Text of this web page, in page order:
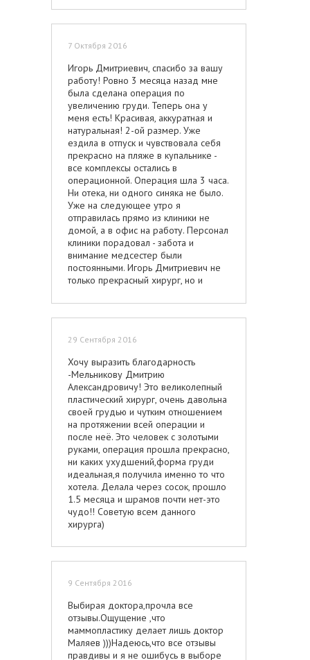
то, что пишут на самом дели так есть!
7 Октября 2016
Игорь Дмитриевич, спасибо за вашу
работу! Ровно 3 месяца назад мне
была сделана операция по
увеличению груди. Теперь она у
меня есть! Красивая, аккуратная и
натуральная! 2-ой размер. Уже
ездила в отпуск и чувствовала себя
прекрасно на пляже в купальнике -
все комплексы остались в
операционной. Операция шла 3 часа.
Ни отека, ни одного синяка не было.
Уже на следующее утро я
отправилась прямо из клиники не
домой, а в офис на работу. Персонал
клиники порадовал - забота и
внимание медсестер были
постоянными. Игорь Дмитриевич не
только прекрасный хирург, но и
относится к пациенту со всем
вниманием и заботой. На первичной
максимально возможное количество
операции. Доктор подробно
рассказал о возможных вариантах
операции, об имплантах, ответил на
все мои многочисленные вопросы (а
их было предостаточно!). В
результате - мои сомнения в выборе
хирурга улетучились безвозвратно.
Внимательное отношение
сохранилось и после операции.
Доктор звонил и интересовался
моим самочувствием. Это дорогого
стоит! Мне было приятно быть вашей
пациенткой. Советую всем! Еще раз
спасибо!!!
29 Сентября 2016
Хочу выразить благодарность
-Мельникову Дмитрию
Александровичу! Это великолепный
пластический хирург, очень давольна
своей грудью и чутким отношением
на протяжении всей операции и
после неё. Это человек с золотыми
руками, операция прошла прекрасно,
ни каких ухудшений,форма груди
идеальная,я получила именно то что
хотела. Делала через сосок, прошло
1.5 месяца и шрамов почти нет-это
чудо!! Советую всем данного
хирурга)
9 Сентября 2016
Выбирая доктора,прочла все
отзывы.Ощущение ,что
маммопластику делает лишь доктор
Маляев )))Надеюсь,что все отзывы
правдивы и я не ошибусь в выборе